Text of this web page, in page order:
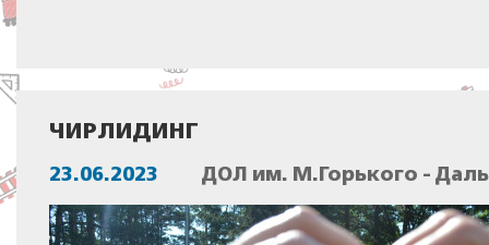
ЧИРЛИДИНГ
23.06.2023 ДОЛ им. М.Горького -